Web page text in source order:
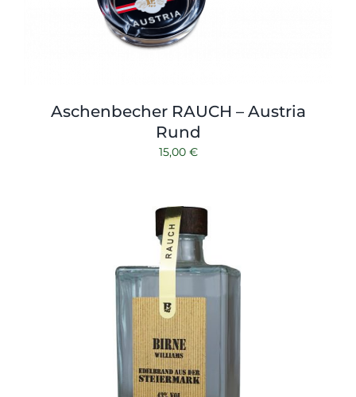
Aschenbecher RAUCH – Austria
Rund
15,00 €